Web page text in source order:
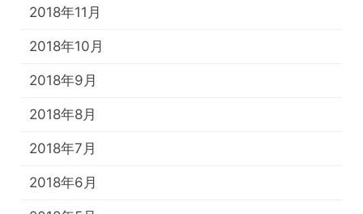
2018年11月
2018年10月
2018年9月
2018年8月
2018年7月
2018年6月